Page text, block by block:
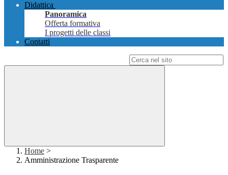
Didattica
Panoramica
Offerta formativa
I progetti delle classi
Contatti
Home >
Amministrazione Trasparente